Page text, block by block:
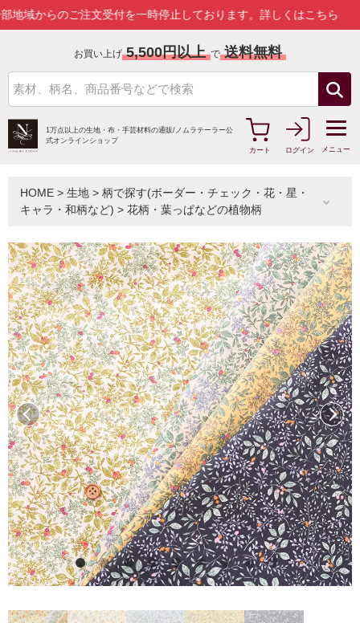
のご注文受付を一時停止しております。詳しくはこちら
お買い上げ 5,500円以上 で 送料無料
1万点以上の生地・布・手芸材料の通販/ ノムラテーラー公
式オンラインショップ
カート
ログイン メニュー
HOME > 生地 > 柄で探す(ボーダー・チェック・花・星・
キャラ・和柄など) > 花柄・葉っぱなどの植物柄
前へ 次へ